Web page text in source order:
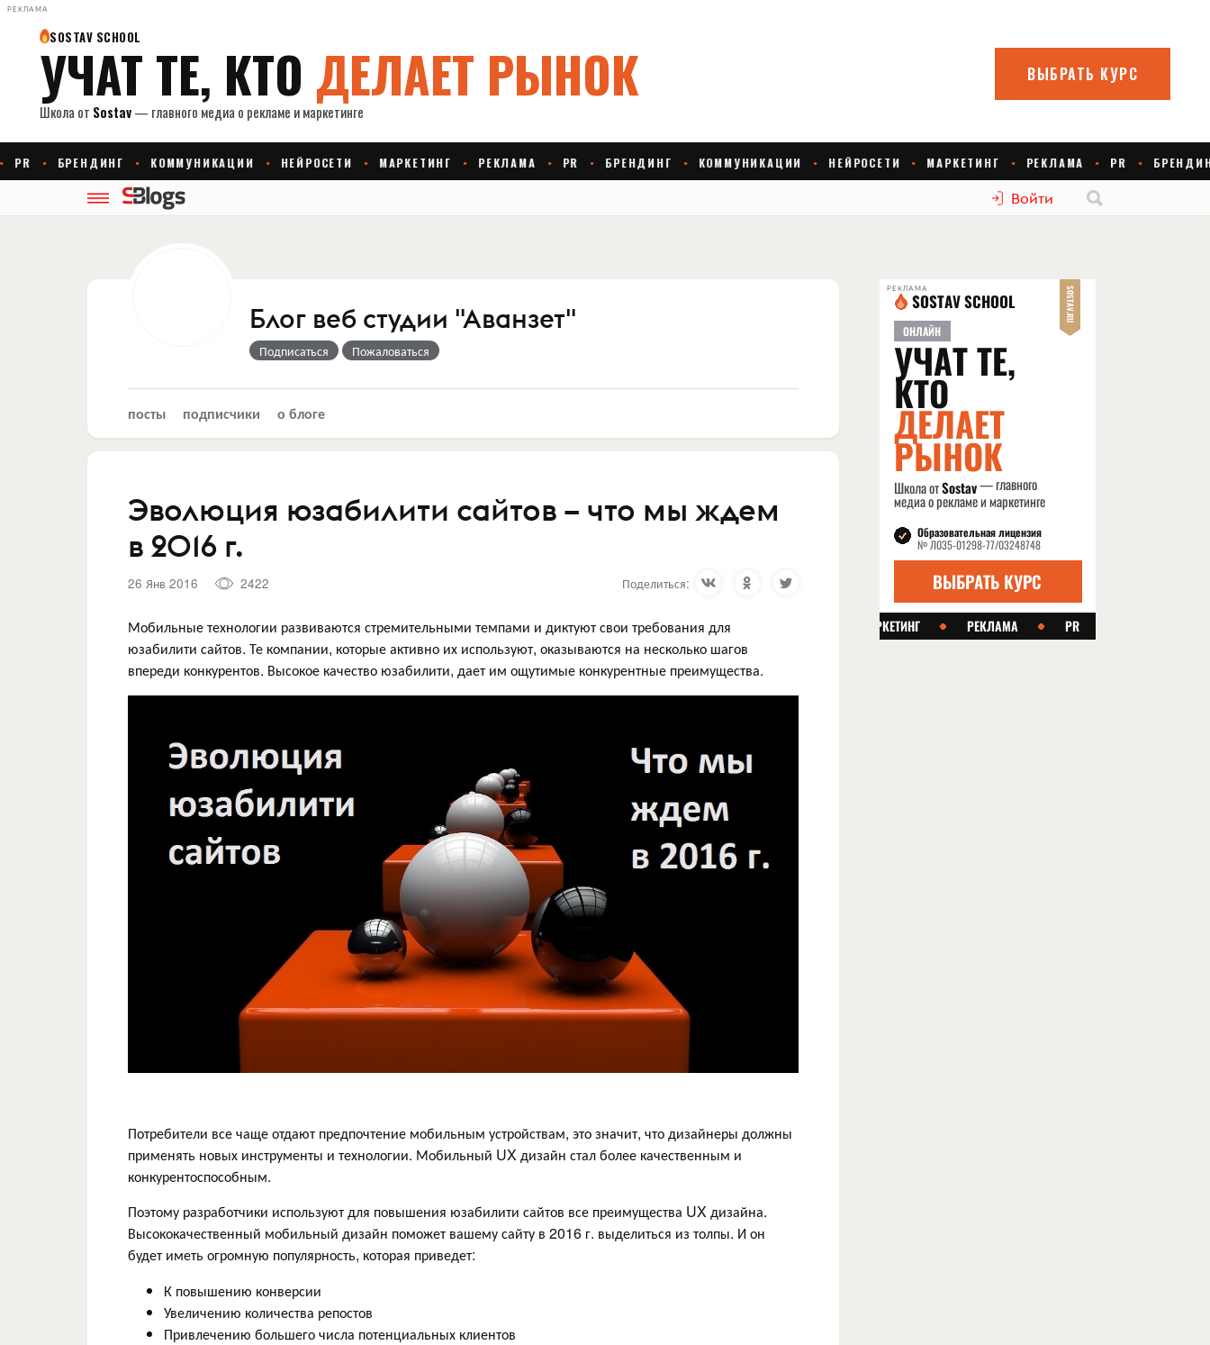
РЕКЛАМА
Войти
Блог веб студии "Аванзет"
Подписаться Пожаловаться
посты подписчики о блоге
Эволюция юзабилити сайтов – что мы ждем
в 2016 г.
26 Янв 2016 2422 Поделиться:
Мобильные технологии развиваются стремительными темпами и диктуют свои требования для
юзабилити сайтов. Те компании, которые активно их используют, оказываются на несколько шагов
впереди конкурентов. Высокое качество юзабилити, дает им ощутимые конкурентные преимущества.
Потребители все чаще отдают предпочтение мобильным устройствам, это значит, что дизайнеры должны
применять новых инструменты и технологии. Мобильный UX дизайн стал более качественным и
конкурентоспособным.
Поэтому разработчики используют для повышения юзабилити сайтов все преимущества UX дизайна.
Высококачественный мобильный дизайн поможет вашему сайту в 2016 г. выделиться из толпы. И он
будет иметь огромную популярность, которая приведет:
К повышению конверсии
Увеличению количества репостов
Привлечению большего числа потенциальных клиентов
РЕКЛАМА